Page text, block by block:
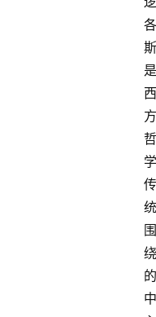
各
斯
是
西
方
哲
学
传
统
围
绕
的
中